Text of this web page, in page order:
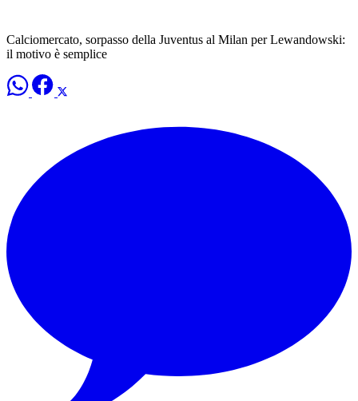
Calciomercato, sorpasso della Juventus al Milan per Lewandowski:
il motivo è semplice